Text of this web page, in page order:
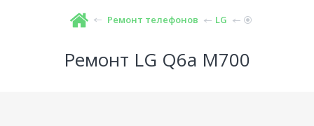
Ремонт телефонов LG
Ремонт LG Q6a M700